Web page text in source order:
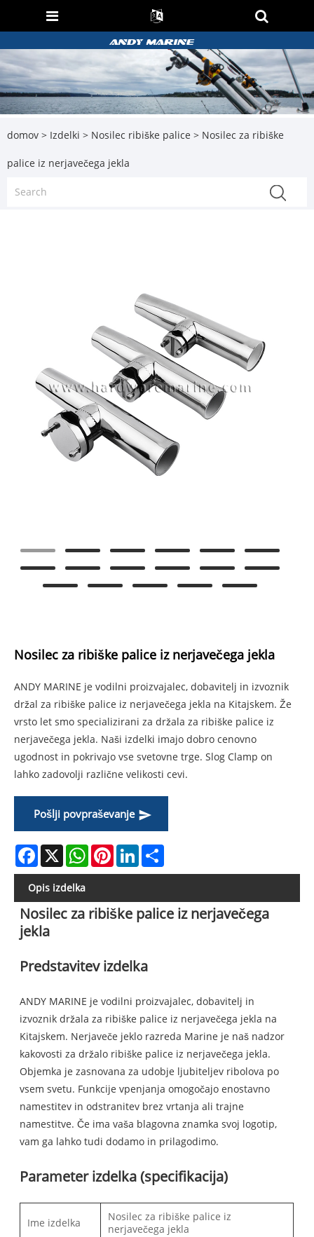
domov > Izdelki > Nosilec ribiške palice > Nosilec za ribiške
palice iz nerjavečega jekla
Nosilec za ribiške palice iz nerjavečega jekla
ANDY MARINE je vodilni proizvajalec, dobavitelj in izvoznik
držal za ribiške palice iz nerjavečega jekla na Kitajskem. Že
vrsto let smo specializirani za držala za ribiške palice iz
nerjavečega jekla. Naši izdelki imajo dobro cenovno
ugodnost in pokrivajo vse svetovne trge. Slog Clamp on
lahko zadovolji različne velikosti cevi.
Pošlji povpraševanje
Facebook
X WhatsAppPinterestLinkedIn
Opis izdelka
Nosilec za ribiške palice iz nerjavečega
jekla
Predstavitev izdelka
ANDY MARINE je vodilni proizvajalec, dobavitelj in
izvoznik držala za ribiške palice iz nerjavečega jekla na
Kitajskem. Nerjaveče jeklo razreda Marine je naš nadzor
kakovosti za držalo ribiške palice iz nerjavečega jekla.
Objemka je zasnovana za udobje ljubiteljev ribolova po
vsem svetu. Funkcije vpenjanja omogočajo enostavno
namestitev in odstranitev brez vrtanja ali trajne
namestitve. Če ima vaša blagovna znamka svoj logotip,
vam ga lahko tudi dodamo in prilagodimo.
Parameter izdelka (specifikacija)
Ime izdelka
Nosilec za ribiške palice iz
nerjavečega jekla